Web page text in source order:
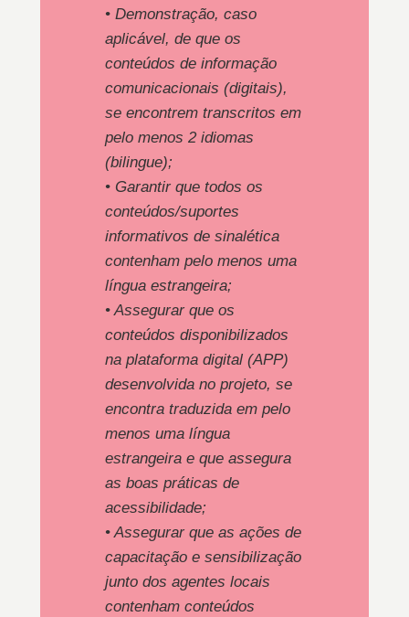
• Demonstração, caso
aplicável, de que os
conteúdos de informação
comunicacionais (digitais),
se encontrem transcritos em
pelo menos 2 idiomas
(bilingue);
• Garantir que todos os
conteúdos/suportes
informativos de sinalética
contenham pelo menos uma
língua estrangeira;
• Assegurar que os
conteúdos disponibilizados
na plataforma digital (APP)
desenvolvida no projeto, se
encontra traduzida em pelo
menos uma língua
estrangeira e que assegura
as boas práticas de
acessibilidade;
• Assegurar que as ações de
capacitação e sensibilização
junto dos agentes locais
contenham conteúdos